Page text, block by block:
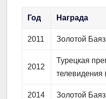
Год Награда
2011 Золотой
2012
Турецкая
телевидения
2014 Золотой